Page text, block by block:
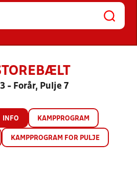
HOLD
- Forår, Pulje 7
INFO KAMPPROGRAM
KAMPPROGRAM FOR PULJE